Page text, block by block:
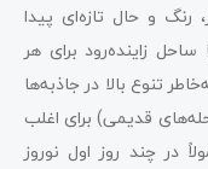
رنگ و حال تازه‌ای پیدا
زاینده‌رود برای هر
تنوع بالا در جاذبه‌ها
قدیمی) برای اغلب
چند روز اول نوروز